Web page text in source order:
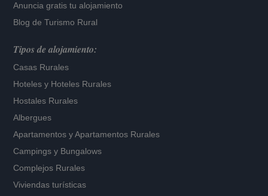
Anuncia gratis tu alojamiento
Blog de Turismo Rural
Tipos de alojamiento:
Casas Rurales
Hoteles y Hoteles Rurales
Hostales Rurales
Albergues
Apartamentos yApartamentos Rurales
Campings y Bungalows
Complejos Rurales
Viviendas turísticas